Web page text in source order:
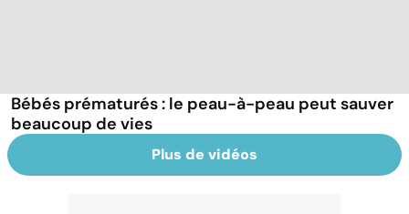
Bébés prématurés : le peau-à-peau peut sauver
beaucoup de vies
Plus de vidéos